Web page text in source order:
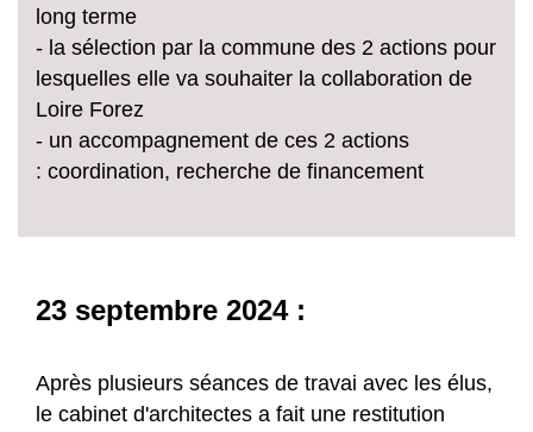
long terme
- la sélection par la commune des 2 actions pour
lesquelles elle va souhaiter la collaboration de
Loire Forez
- un accompagnement de ces 2 actions
: coordination, recherche de financement
23 septembre 2024 :
Après plusieurs séances de travai avec les élus,
le cabinet d'architectes a fait une restitution